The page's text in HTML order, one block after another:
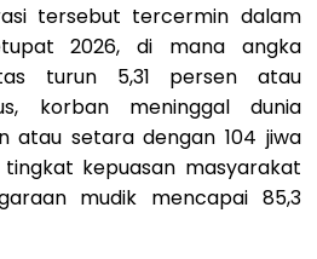
tersebut tercermin dalam
2026, di mana angka
turun 5,31 persen atau
korban meninggal dunia
atau setara dengan 104 jiwa
kepuasan masyarakat
mudik mencapai 85,3